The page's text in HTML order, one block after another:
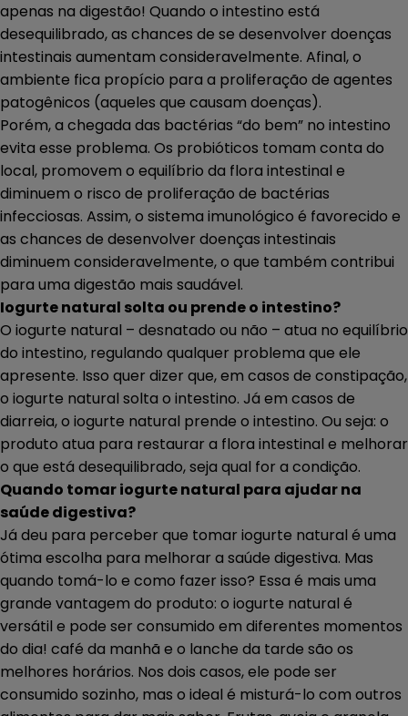
apenas na digestão! Quando o intestino está
desequilibrado, as chances de se desenvolver doenças
intestinais aumentam consideravelmente. Afinal, o
ambiente fica propício para a proliferação de agentes
patogênicos (aqueles que causam doenças).
Porém, a chegada das bactérias “do bem” no intestino
evita esse problema. Os probióticos tomam conta do
local, promovem o equilíbrio da flora intestinal e
diminuem o risco de proliferação de bactérias
infecciosas. Assim, o sistema imunológico é favorecido e
as chances de desenvolver doenças intestinais
diminuem consideravelmente, o que também contribui
para uma digestão mais saudável.
Iogurte natural solta ou prende o intestino?
O iogurte natural – desnatado ou não – atua no equilíbrio
do intestino, regulando qualquer problema que ele
apresente. Isso quer dizer que, em casos de constipação,
o iogurte natural solta o intestino. Já em casos de
diarreia, o iogurte natural prende o intestino. Ou seja: o
produto atua para restaurar a flora intestinal e melhorar
o que está desequilibrado, seja qual for a condição.
Quando tomar iogurte natural para ajudar na
saúde digestiva?
Já deu para perceber que tomar iogurte natural é uma
ótima escolha para melhorar a saúde digestiva. Mas
quando tomá-lo e como fazer isso? Essa é mais uma
grande vantagem do produto: o iogurte natural é
versátil e pode ser consumido em diferentes momentos
do dia! café da manhã e o lanche da tarde são os
melhores horários. Nos dois casos, ele pode ser
consumido sozinho, mas o ideal é misturá-lo com outros